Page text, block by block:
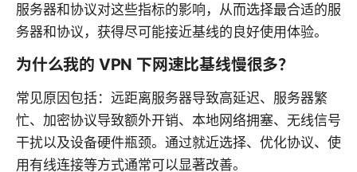
服务器和协议对这些指标的影响，从而选择最合适的服
务器和协议，获得尽可能接近基线的良好使用体验。
为什么我的 VPN 下网速比基线慢很多？
常见原因包括：远距离服务器导致高延迟、服务器繁
忙、加密协议导致额外开销、本地网络拥塞、无线信号
干扰以及设备硬件瓶颈。通过就近选择、优化协议、使
用有线连接等方式通常可以显著改善。